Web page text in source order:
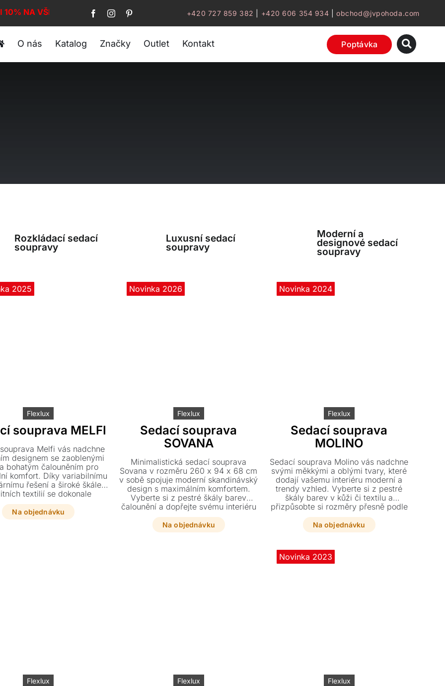
10% NA VŠE! +420 727 859 382 +420 606 354 934 |obchod@jvpohoda.com
O nás Katalog Značky Outlet Kontakt Poptávka
Rozkládací sedací
soupravy
Luxusní sedací
soupravy
Moderní a
designové sedací
soupravy
2025
Flexlux
souprava MELFI
Melfi vás nadchne
designem se zaoblenými
bohatým čalouněním pro
komfort. Díky variabilnímu
řešení a široké škále
textilií se dokonale
vašemu interiéru. Dopřejte
relaxaci s prvkem, který
fungovat jako celek i
Na objednávku
Novinka 2026
Flexlux
Sedací souprava
SOVANA
Minimalistická sedací souprava
Sovana v rozměru 260 x 94 x 68 cm
v sobě spojuje moderní skandinávský
design s maximálním komfortem.
Vyberte si z pestré škály barev
čalounění a dopřejte svému interiéru
nadčasový kousek, který zaručuje
dlouhou životnost díky kvalitním
materiálům.
Na objednávku
Novinka 2024
Flexlux
Sedací souprava
MOLINO
Sedací souprava Molino vás nadchne
svými měkkými a oblými tvary, které
dodají vašemu interiéru moderní a
trendy vzhled. Vyberte si z pestré
škály barev v kůži či textilu a
přizpůsobte si rozměry přesně podle
svých potřeb. Robustní polstrovaná
noha podtrhuje jedinečný design této
elegantní sestavy.
Na objednávku
Flexlux Flexlux
Novinka 2023
Flexlux